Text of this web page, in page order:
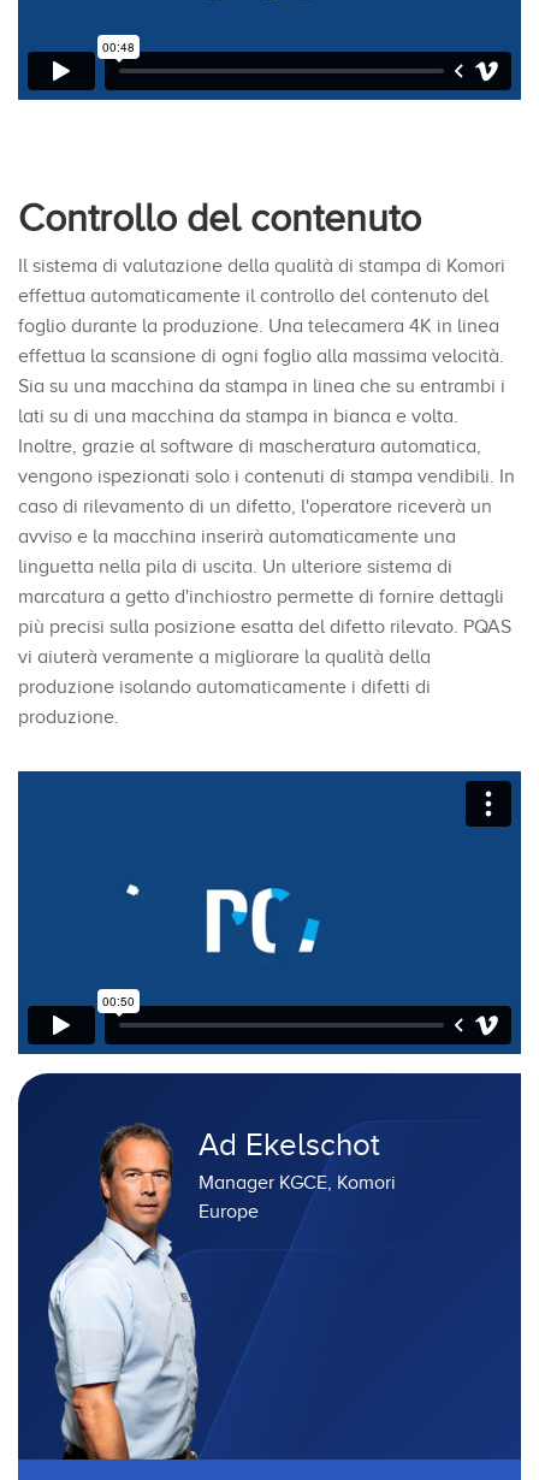
Controllo del contenuto
Il sistema di valutazione della qualità di stampa di Komori
effettua automaticamente il controllo del contenuto del
foglio durante la produzione. Una telecamera 4K in linea
effettua la scansione di ogni foglio alla massima velocità.
Sia su una macchina da stampa in linea che su entrambi i
lati su di una macchina da stampa in bianca e volta.
Inoltre, grazie al software di mascheratura automatica,
vengono ispezionati solo i contenuti di stampa vendibili. In
caso di rilevamento di un difetto, l'operatore riceverà un
avviso e la macchina inserirà automaticamente una
linguetta nella pila di uscita. Un ulteriore sistema di
marcatura a getto d'inchiostro permette di fornire dettagli
più precisi sulla posizione esatta del difetto rilevato. PQAS
vi aiuterà veramente a migliorare la qualità della
produzione isolando automaticamente i difetti di
produzione.
Ad Ekelschot
Manager KGCE, Komori
Europe